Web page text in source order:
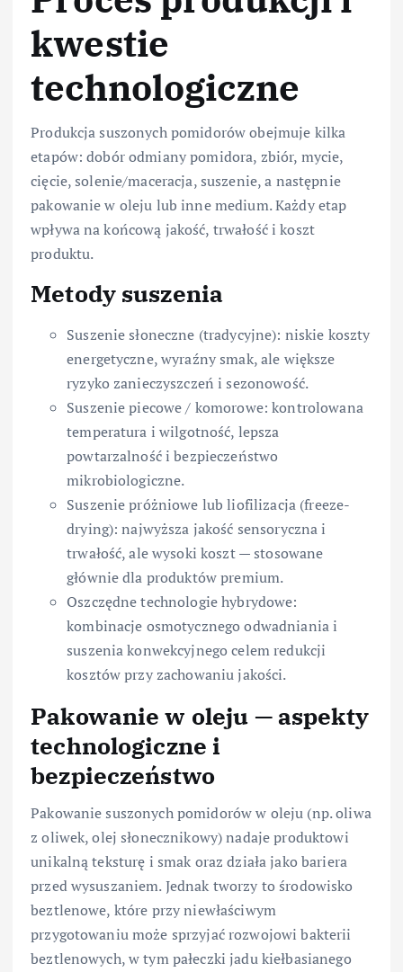
kwestie
technologiczne
Produkcja suszonych pomidorów obejmuje kilka
etapów: dobór odmiany pomidora, zbiór, mycie,
cięcie, solenie/maceracja, suszenie, a następnie
pakowanie w oleju lub inne medium. Każdy etap
wpływa na końcową jakość, trwałość i koszt
produktu.
Metody suszenia
Suszenie słoneczne (tradycyjne): niskie koszty
energetyczne, wyraźny smak, ale większe
ryzyko zanieczyszczeń i sezonowość.
Suszenie piecowe / komorowe: kontrolowana
temperatura i wilgotność, lepsza
powtarzalność i bezpieczeństwo
mikrobiologiczne.
Suszenie próżniowe lub liofilizacja (freeze-
drying): najwyższa jakość sensoryczna i
trwałość, ale wysoki koszt — stosowane
głównie dla produktów premium.
Oszczędne technologie hybrydowe:
kombinacje osmotycznego odwadniania i
suszenia konwekcyjnego celem redukcji
kosztów przy zachowaniu jakości.
Pakowanie w oleju — aspekty
technologiczne i
bezpieczeństwo
Pakowanie suszonych pomidorów w oleju (np. oliwa
z oliwek, olej słonecznikowy) nadaje produktowi
unikalną teksturę i smak oraz działa jako bariera
przed wysuszaniem. Jednak tworzy to środowisko
beztlenowe, które przy niewłaściwym
przygotowaniu może sprzyjać rozwojowi bakterii
beztlenowych, w tym pałeczki jadu kiełbasianego